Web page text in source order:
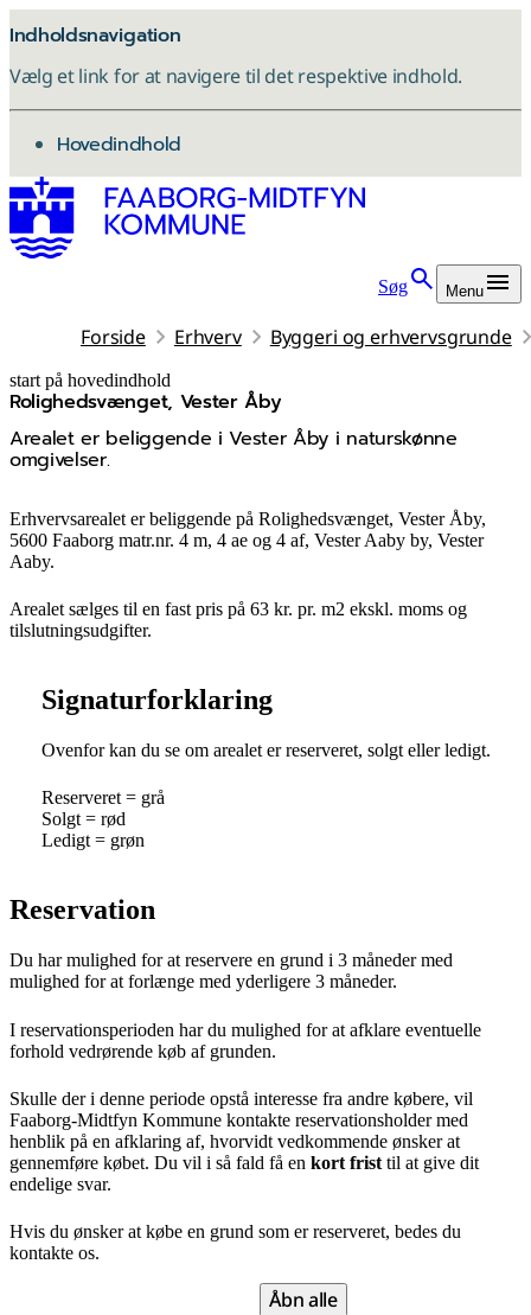
Indholdsnavigation
Vælg et link for at navigere til det respektive indhold.
gå til
Hovedindhold
Søg Menu
Forside Erhverv Byggeri og erhvervsgrunde
start på hovedindhold
Roligheds­vænget, Vester Åby
Arealet er beliggende i Vester Åby i naturskønne
omgivelser.
senest opdateret 2. juni 2026
Erhvervsarealet er beliggende på Rolighedsvænget, Vester Åby,
5600 Faaborg matr.nr. 4 m, 4 ae og 4 af, Vester Aaby by, Vester
Aaby.
Arealet sælges til en fast pris på 63 kr. pr. m2 ekskl. moms og
tilslutningsudgifter.
Signaturforklaring
Ovenfor kan du se om arealet er reserveret, solgt eller ledigt.
Reserveret = grå
Solgt = rød
Ledigt = grøn
Reservation
Du har mulighed for at reservere en grund i 3 måneder med
mulighed for at forlænge med yderligere 3 måneder.
I reservationsperioden har du mulighed for at afklare eventuelle
forhold vedrørende køb af grunden.
Skulle der i denne periode opstå interesse fra andre købere, vil
Faaborg-Midtfyn Kommune kontakte reservationsholder med
henblik på en afklaring af, hvorvidt vedkommende ønsker at
gennemføre købet. Du vil i så fald få en kort frist til at give dit
endelige svar.
Hvis du ønsker at købe en grund som er reserveret, bedes du
kontakte os.
Åbn alle